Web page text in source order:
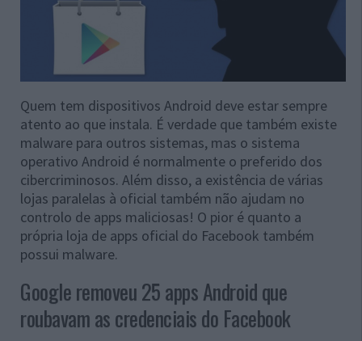
Quem tem dispositivos Android deve estar sempre
atento ao que instala. É verdade que também existe
malware para outros sistemas, mas o sistema
operativo Android é normalmente o preferido dos
cibercriminosos. Além disso, a existência de várias
lojas paralelas à oficial também não ajudam no
controlo de apps maliciosas! O pior é quanto a
própria loja de apps oficial do Facebook também
possui malware.
Google removeu 25 apps Android que
roubavam as credenciais do Facebook